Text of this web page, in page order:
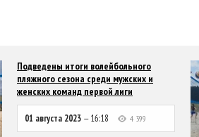
Подведены итоги волейбольного
пляжного сезона среди мужских и
женских команд первой лиги
01 августа 2023 — 16:18 4 399